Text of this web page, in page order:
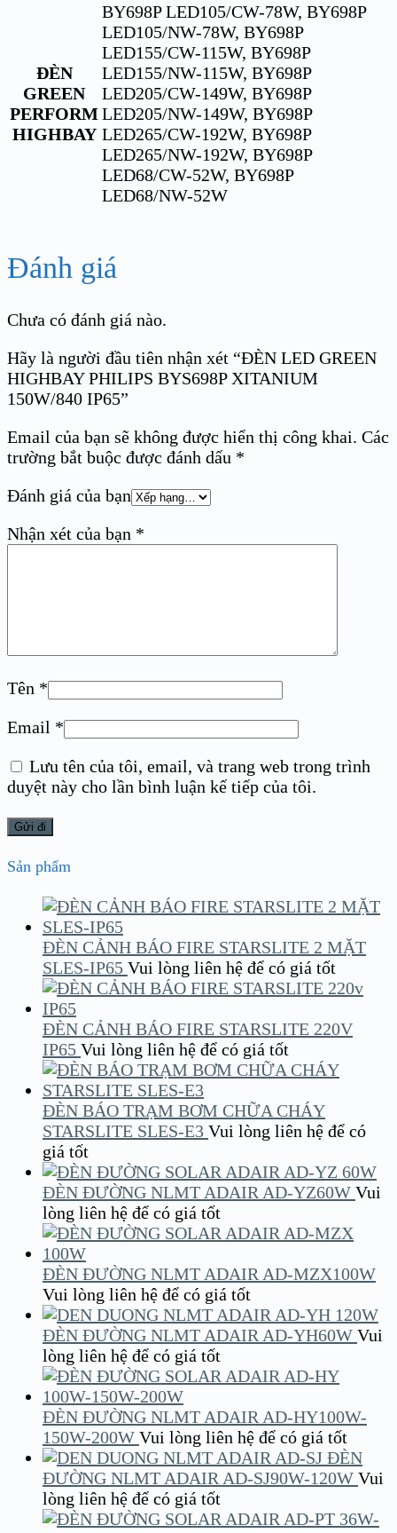
ĐÈN
GREEN
PERFORM
HIGHBAY
BY698P LED105/CW-78W, BY698P
LED105/NW-78W, BY698P
LED155/CW-115W, BY698P
LED155/NW-115W, BY698P
LED205/CW-149W, BY698P
LED205/NW-149W, BY698P
LED265/CW-192W, BY698P
LED265/NW-192W, BY698P
LED68/CW-52W, BY698P
LED68/NW-52W
Đánh giá
Chưa có đánh giá nào.
Hãy là người đầu tiên nhận xét “ĐÈN LED GREEN
HIGHBAY PHILIPS BYS698P XITANIUM
150W/840 IP65”
Email của bạn sẽ không được hiển thị công khai. Các
trường bắt buộc được đánh dấu *
Đánh giá của bạn
Nhận xét của bạn *
Tên *
Email *
Lưu tên của tôi, email, và trang web trong trình
duyệt này cho lần bình luận kế tiếp của tôi.
Sản phẩm
ĐÈN CẢNH BÁO FIRE STARSLITE 2 MẶT
SLES-IP65 Vui lòng liên hệ để có giá tốt
ĐÈN CẢNH BÁO FIRE STARSLITE 220V
IP65 Vui lòng liên hệ để có giá tốt
ĐÈN BÁO TRẠM BƠM CHỮA CHÁY
STARSLITE SLES-E3 Vui lòng liên hệ để có
giá tốt
ĐÈN ĐƯỜNG NLMT ADAIR AD-YZ60W Vui
lòng liên hệ để có giá tốt
ĐÈN ĐƯỜNG NLMT ADAIR AD-MZX100W
Vui lòng liên hệ để có giá tốt
ĐÈN ĐƯỜNG NLMT ADAIR AD-YH60W Vui
lòng liên hệ để có giá tốt
ĐÈN ĐƯỜNG NLMT ADAIR AD-HY100W-
150W-200W Vui lòng liên hệ để có giá tốt
ĐÈN
ĐƯỜNG NLMT ADAIR AD-SJ90W-120W Vui
lòng liên hệ để có giá tốt